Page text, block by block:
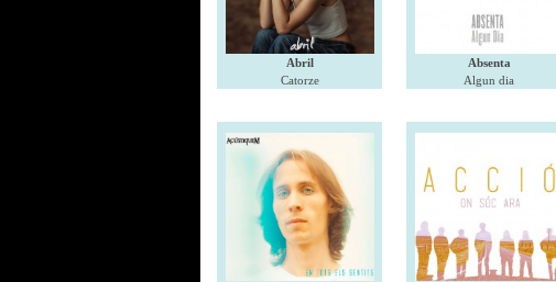
Abril
Catorze
Absenta
Algun dia